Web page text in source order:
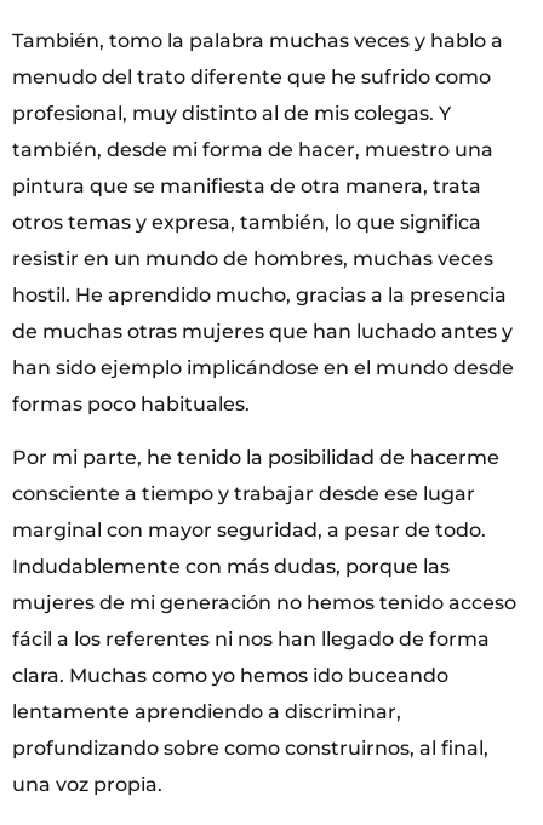
También, tomo la palabra muchas veces y hablo a
menudo del trato diferente que he sufrido como
profesional, muy distinto al de mis colegas. Y
también, desde mi forma de hacer, muestro una
pintura que se manifiesta de otra manera, trata
otros temas y expresa, también, lo que significa
resistir en un mundo de hombres, muchas veces
hostil. He aprendido mucho, gracias a la presencia
de muchas otras mujeres que han luchado antes y
han sido ejemplo implicándose en el mundo desde
formas poco habituales.
Por mi parte, he tenido la posibilidad de hacerme
consciente a tiempo y trabajar desde ese lugar
marginal con mayor seguridad, a pesar de todo.
Indudablemente con más dudas, porque las
mujeres de mi generación no hemos tenido acceso
fácil a los referentes ni nos han llegado de forma
clara. Muchas como yo hemos ido buceando
lentamente aprendiendo a discriminar,
profundizando sobre como construirnos, al final,
una voz propia.